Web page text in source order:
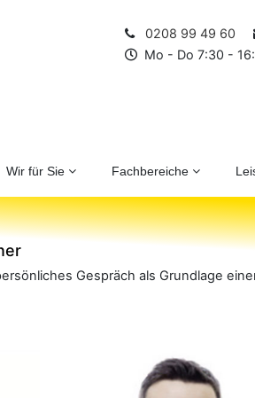
0208 99 49 60
Mo - Do 7:30 -
Wir für Sie Fachbereiche
Gespräch als Grundlage